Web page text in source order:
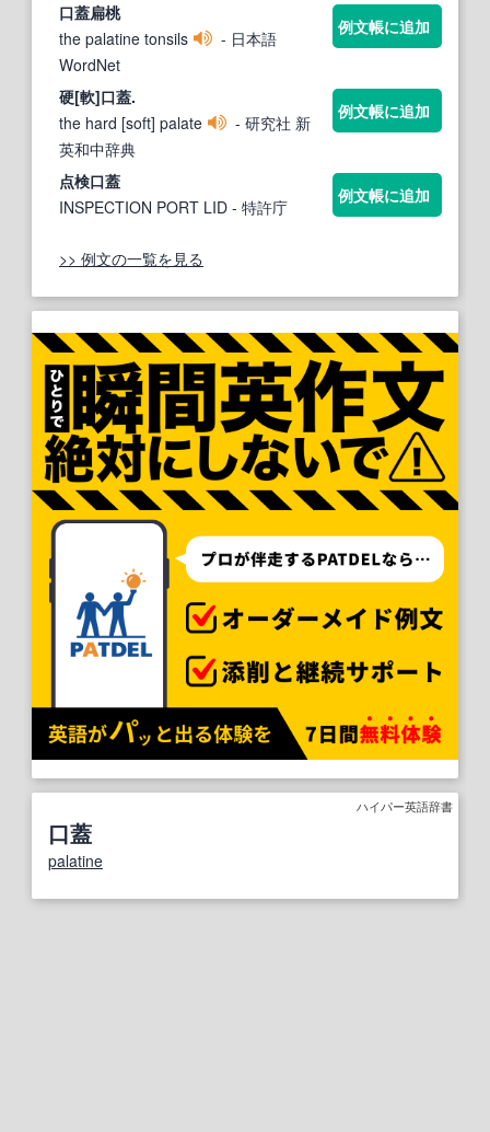
口蓋扁桃
the palatine tonsils
- 日本語
WordNet
例文帳に追加
硬[軟]口蓋.
the hard [soft] palate
- 研究社 新
英和中辞典
例文帳に追加
点検口蓋
INSPECTION PORT LID - 特許庁
例文帳に追加
>> 例文の一覧を見る
ハイパー英語辞書
口蓋
palatine